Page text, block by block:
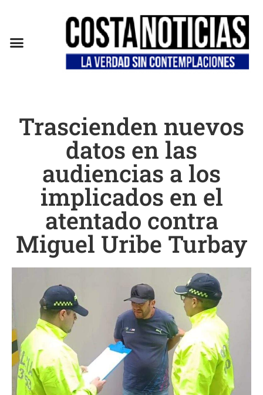
Trascienden nuevos
datos en las
audiencias a los
implicados en el
atentado contra
Miguel Uribe Turbay